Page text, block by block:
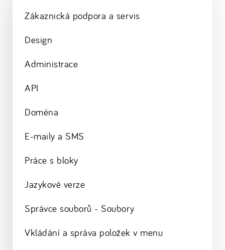
Zákaznická podpora a servis
Design
Administrace
API
Doména
E-maily a SMS
Práce s bloky
Jazykové verze
Správce souborů - Soubory
Vkládání a správa položek v menu